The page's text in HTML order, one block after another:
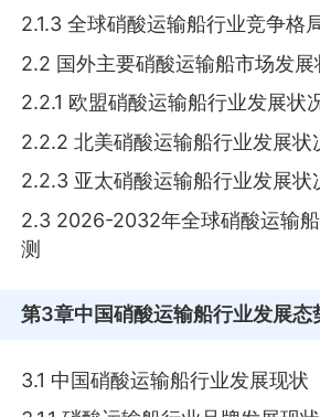
2.1.3 全球硝酸运输船行业竞争格
2.2 国外主要硝酸运输船市场发展
2.2.1 欧盟硝酸运输船行业发展状
2.2.2 北美硝酸运输船行业发展状
2.2.3 亚太硝酸运输船行业发展状
2.3 2026-2032年全球硝酸运输
测
第3章中国硝酸运输船行业发展态
3.1 中国硝酸运输船行业发展现状